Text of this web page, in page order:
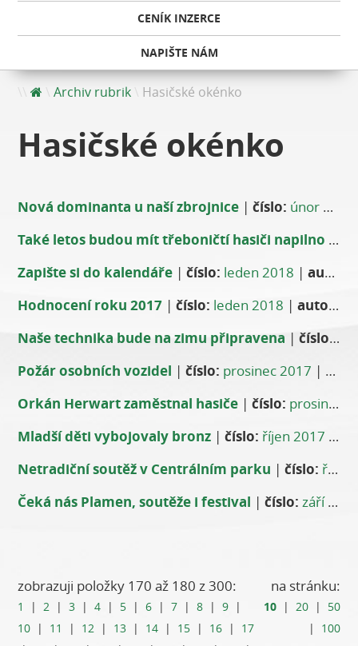
CENÍK INZERCE
NAPIŠTE NÁM
Archiv rubrik Hasičské okénko
Hasičské okénko
Nová dominanta u naší zbrojnice |číslo: únor 2018
Také letos budou mít třeboničtí hasiči napilno
Zapište si do kalendáře |číslo: leden 2018 |autor:
Hodnocení roku 2017 |číslo: leden 2018 |autor:
Naše technika bude na zimu připravena |číslo:
Požár osobních vozidel |číslo: prosinec 2017 |
Orkán Herwart zaměstnal hasiče |číslo: prosinec 2017
Mladší děti vybojovaly bronz |číslo: říjen 2017
Netradiční soutěž v Centrálním parku |číslo: říjen 2017
Čeká nás Plamen, soutěže i festival |číslo: září 2017
zobrazuji položky 170 až 180 z 300:
1 | 2 |3 |4 | 5 |6 |7 |8 |9 |
10 | 11 | 12 | 13 | 14 | 15 | 16 | 17
na stránku:
10| 20| 50
| 100